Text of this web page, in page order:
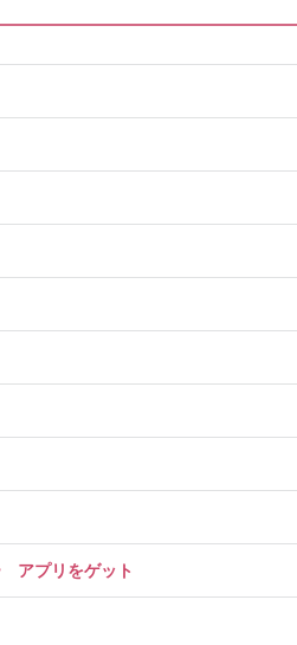
アプリをゲット